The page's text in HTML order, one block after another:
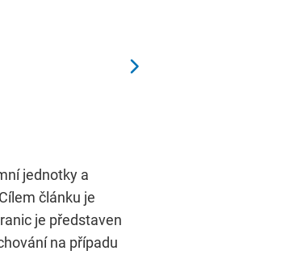
jednotky a
článku je
je představen
na případu